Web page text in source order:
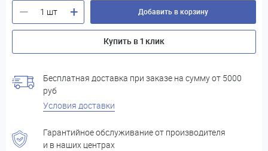
— + Добавить в корзину
Купить в 1 клик
Бесплатная доставка при заказе на сумму от 5000
руб
Условия доставки
Гарантийное обслуживание от производителя
и в наших центрах